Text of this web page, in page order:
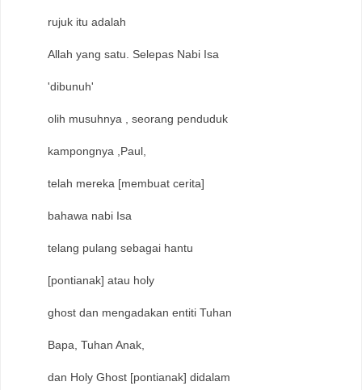
rujuk itu adalah
Allah yang satu. Selepas Nabi Isa
'dibunuh'
olih musuhnya , seorang penduduk
kampongnya ,Paul,
telah mereka [membuat cerita]
bahawa nabi Isa
telang pulang sebagai hantu
[pontianak] atau holy
ghost dan mengadakan entiti Tuhan
Bapa, Tuhan Anak,
dan Holy Ghost [pontianak] didalam